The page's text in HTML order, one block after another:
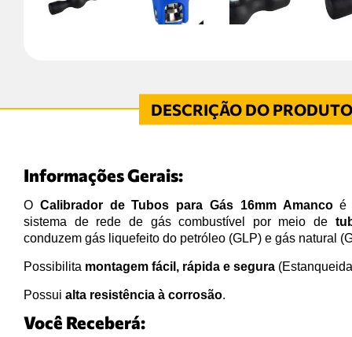
Informações Gerais:
O Calibrador de Tubos para Gás 16mm Amancoé
sistema de rede de gás combustível por meio de
conduzem gás liquefeito do petróleo (GLP) e gás natural
Possibilita montagem fácil, rápida e segura
Possui alta resistência à corrosão.
Você Receberá: